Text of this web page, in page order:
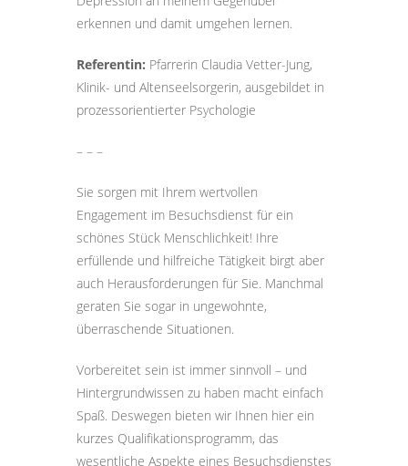
erkennen und damit umgehen lernen.
Referentin: Pfarrerin Claudia Vetter-Jung,
Klinik- und Altenseelsorgerin, ausgebildet in
prozessorientierter Psychologie
– – –
Sie sorgen mit Ihrem wertvollen
Engagement im Besuchsdienst für ein
schönes Stück Menschlichkeit! Ihre
erfüllende und hilfreiche Tätigkeit birgt aber
auch Herausforderungen für Sie. Manchmal
geraten Sie sogar in ungewohnte,
überraschende Situationen.
Vorbereitet sein ist immer sinnvoll – und
Hintergrundwissen zu haben macht einfach
Spaß. Deswegen bieten wir Ihnen hier ein
kurzes Qualifikationsprogramm, das
wesentliche Aspekte eines Besuchsdienstes